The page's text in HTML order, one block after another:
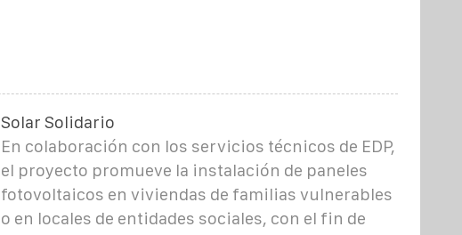
Solar Solidario
En colaboración con los servicios técnicos de EDP,
el proyecto promueve la instalación de paneles
fotovoltaicos en viviendas de familias vulnerables
o en locales de entidades sociales, con el fin de